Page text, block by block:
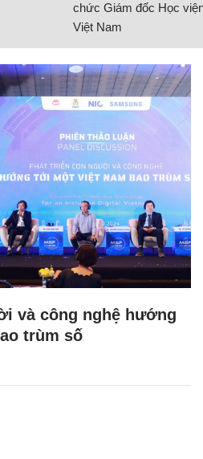
chức Giám đốc Học
Việt Nam
và công nghệ hướng
trùm số